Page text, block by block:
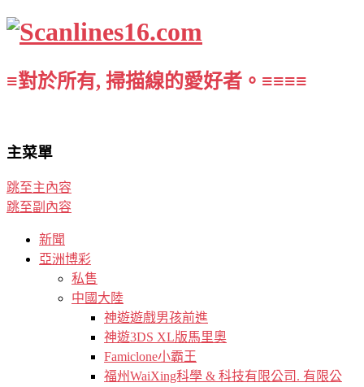
≡對於所有, 掃描線的愛好者。≡≡≡≡
主菜單
跳至主內容
跳至副內容
新聞
亞洲博彩
私售
中國大陸
神遊遊戲男孩前進
神遊3DS XL版馬里奧
Famiclone小霸王
福州WaiXing科學 & 科技有限公司. 有限公